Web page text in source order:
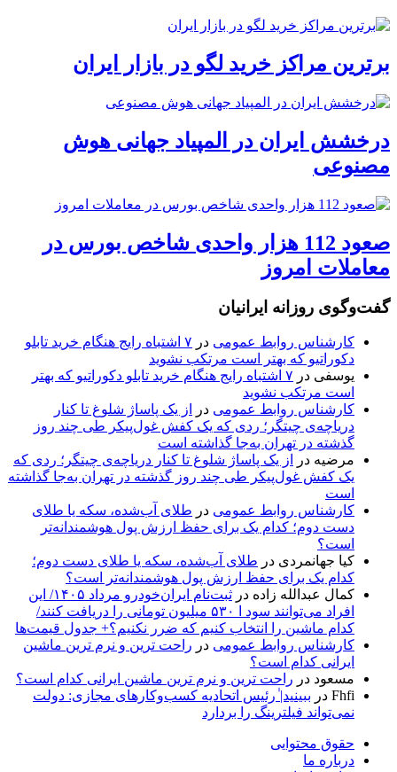
برترین مراکز خرید لگو در بازار ایران
درخشش ایران در المپیاد جهانی هوش
مصنوعی
صعود 112 هزار واحدی شاخص بورس در
معاملات امروز
گفت‌وگوی روزانه ایرانیان
کارشناس روابط عمومی در
۷ اشتباه رایج هنگام خرید تابلو
دکوراتیو که بهتر است مرتکب نشوید
یوسفی در
۷ اشتباه رایج هنگام خرید تابلو دکوراتیو که بهتر
است مرتکب نشوید
کارشناس روابط عمومی در
از یک پاساژ شلوغ تا کنار
دریاچه‌ی چیتگر؛ ردی که یک کفش غول‌پیکر طی چند روز
گذشته در تهران به‌جا گذاشته است
مرضیه در
از یک پاساژ شلوغ تا کنار دریاچه‌ی چیتگر؛ ردی که
یک کفش غول‌پیکر طی چند روز گذشته در تهران به‌جا گذاشته
است
کارشناس روابط عمومی در طلای آب‌شده، سکه یا طلای
دست دوم؛ کدام یک برای حفظ ارزش پول هوشمندانه‌تر
است؟
کیا جهانمردی در طلای آب‌شده، سکه یا طلای دست دوم؛
کدام یک برای حفظ ارزش پول هوشمندانه‌تر است؟
کمال عبدالله زاده در
ثبت‌نام ایران‌خودرو مرداد ۱۴۰۵/ این
افراد می‌توانند سود ا ۵۳۰ میلیون تومانی را دریافت کنند/
کدام ماشین را انتخاب کنیم که ضرر نکنیم؟+ جدول قیمت‌ها
کارشناس روابط عمومی در راحت ترین و نرم ترین ماشین
ایرانی کدام است؟
مسعود در راحت ترین و نرم ترین ماشین ایرانی کدام است؟
Fhfi در ببینید| ٰرئیس اتحادیه کسب‌وکارهای مجازی: دولت
نمی‌تواند فیلترینگ را بردارد
حقوق محتوایی
درباره ما